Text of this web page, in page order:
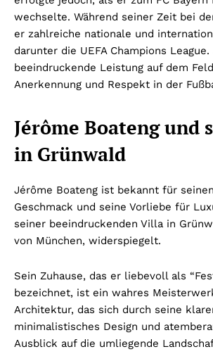
wechselte. Während seiner Zeit bei
er zahlreiche nationale und
darunter die UEFA Champions League.
beeindruckende Leistung auf dem
Anerkennung und Respekt in der
Jérôme Boateng und
in Grünwald
Jérôme Boateng ist bekannt für
Geschmack und seine Vorliebe für
seiner beeindruckenden Villa in
von München, widerspiegelt.
Sein Zuhause, das er liebevoll als
bezeichnet, ist ein wahres
Architektur, das sich durch seine
minimalistisches Design und
Ausblick auf die umliegende